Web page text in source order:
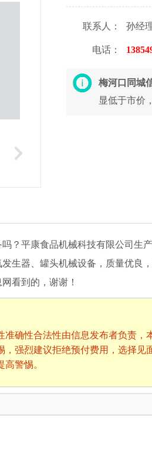
联系人： 孙经
电话：
梅河口同城
显低于市价
？平康食品机械科技有限公司生
生器、罐头机械设备，质量优良
看到的，谢谢！
准确性合法性由信息发布者负责，
，强烈建议拒绝预付费用，选择见
警惕。